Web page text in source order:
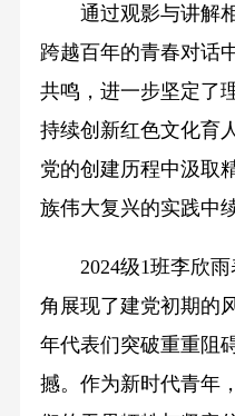
通过观影与讲解相
跨越百年的青春对话
共鸣，进一步坚定了
持续创新红色文化育
党的创建历程中汲取
族伟大复兴的实践中
2024级1班李欣雨
角展现了建党初期的
年代表们突破重重阻
撼。作为新时代青年